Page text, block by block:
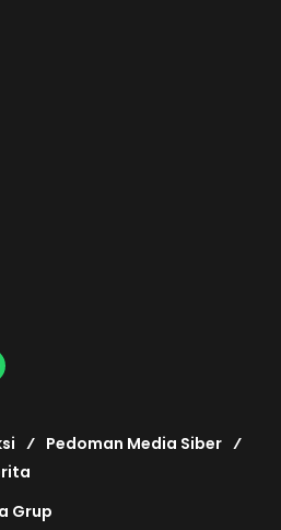
Pedoman Media Siber
Grup